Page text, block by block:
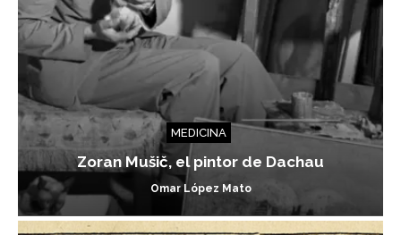
MEDICINA
Zoran Mušič, el pintor de Dachau
Omar López Mato